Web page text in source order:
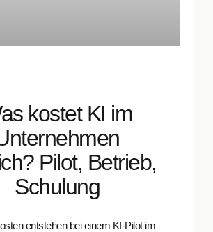
kostet KI im
Pilot, Betrieb,
Schulung
entstehen bei einem KI-Pilot im